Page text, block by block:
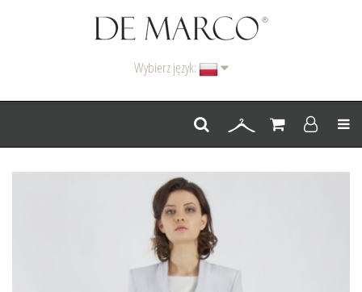
Wybierz język:
Menu